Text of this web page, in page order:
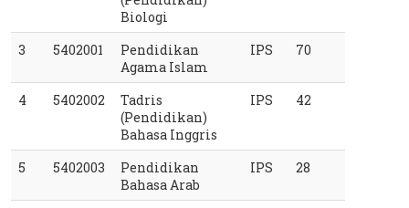
Biologi
3 5402001
Pendidikan
Agama Islam
IPS 70
4 5402002
Tadris
(Pendidikan)
Bahasa Inggris
IPS 42
5 5402003
Pendidikan
Bahasa Arab
IPS 28